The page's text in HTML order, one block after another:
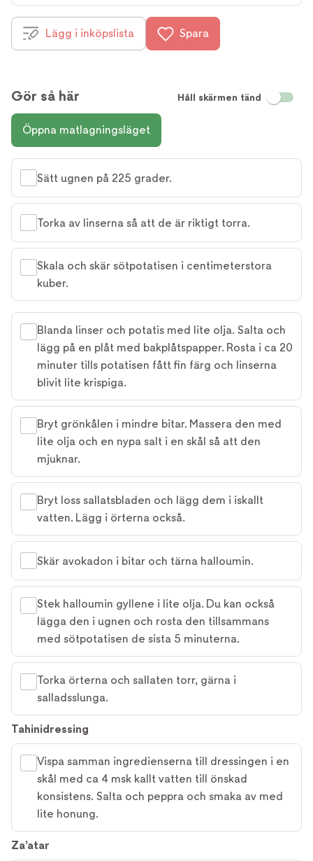
Lägg i inköpslista Spara
Gör så här Håll skärmen tänd
Öppna matlagningsläget
Sätt ugnen på 225 grader.
Torka av linserna så att de är riktigt torra.
Skala och skär sötpotatisen i centimeterstora
kuber.
Blanda linser och potatis med lite olja. Salta och
lägg på en plåt med bakplåtspapper. Rosta i ca 20
minuter tills potatisen fått fin färg och linserna
blivit lite krispiga.
Bryt grönkålen i mindre bitar. Massera den med
lite olja och en nypa salt i en skål så att den
mjuknar.
Bryt loss sallatsbladen och lägg dem i iskallt
vatten. Lägg i örterna också.
Skär avokadon i bitar och tärna halloumin.
Stek halloumin gyllene i lite olja. Du kan också
lägga den i ugnen och rosta den tillsammans
med sötpotatisen de sista 5 minuterna.
Torka örterna och sallaten torr, gärna i
salladsslunga.
Tahinidressing
Vispa samman ingredienserna till dressingen i en
skål med ca 4 msk kallt vatten till önskad
konsistens. Salta och peppra och smaka av med
lite honung.
Za’atar